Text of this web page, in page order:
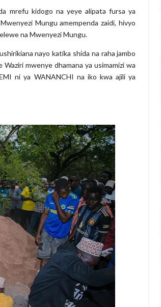
mrefu kidogo na yeye alipata fursa ya
Mungu amempenda zaidi, hivyo
na Mwenyezi Mungu.
nayo katika shida na raha jambo
mwenye dhamana ya usimamizi wa
ni ya WANANCHI na iko kwa ajili ya